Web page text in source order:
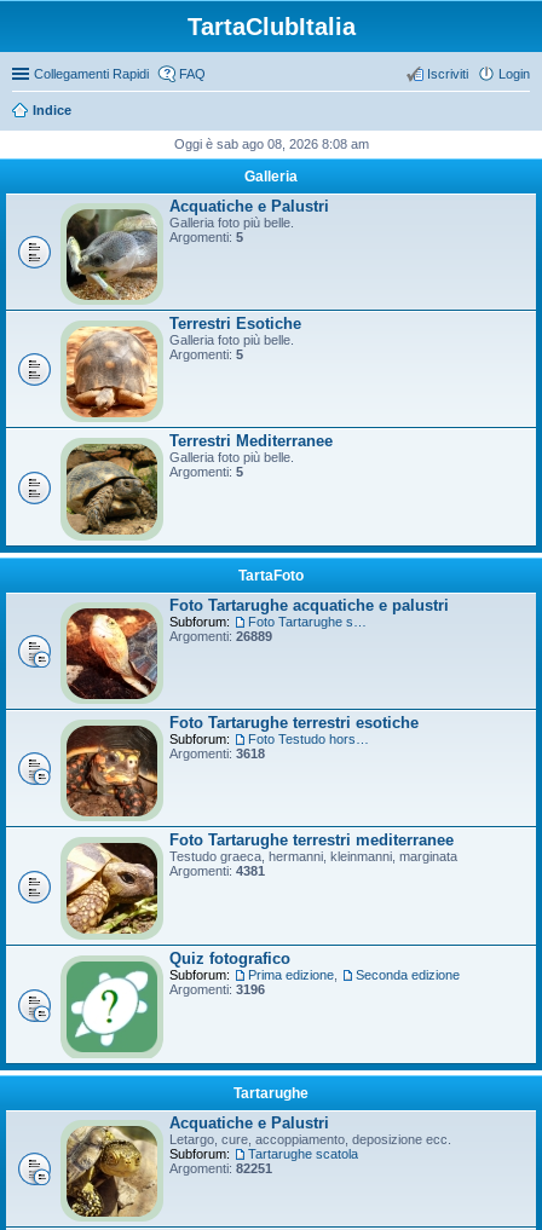
TartaClubItalia
Collegamenti Rapidi FAQ Login
Iscriviti
Indice
Oggi è sab ago 08, 2026 8:08 am
Galleria
Acquatiche e Palustri
Galleria foto più belle.
Argomenti: 5
Terrestri Esotiche
Galleria foto più belle.
Argomenti: 5
Terrestri Mediterranee
Galleria foto più belle.
Argomenti: 5
TartaFoto
Foto Tartarughe acquatiche e palustri
Subforum:
Argomenti: 26889
Foto Tartarughe terrestri esotiche
Subforum:
Argomenti: 3618
Foto Tartarughe terrestri mediterranee
Testudo graeca, hermanni, kleinmanni, marginata
Argomenti: 4381
Quiz fotografico
Subforum: Prima edizione
Seconda edizione
Argomenti: 3196
Tartarughe
Acquatiche e Palustri
Letargo, cure, accoppiamento, deposizione ecc.
Subforum:
Tartarughe scatola
Argomenti: 82251